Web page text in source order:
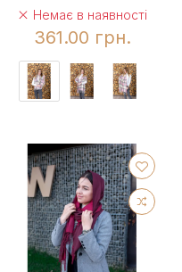
Немає в наявності
361.00 грн.